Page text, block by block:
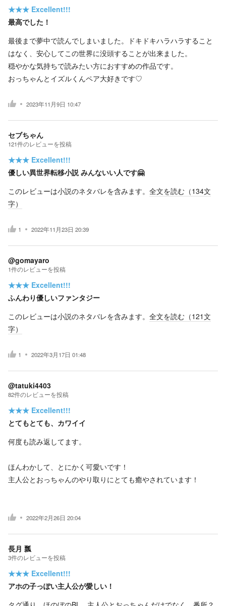
★★★ Excellent!!!
最高でした！
最後まで夢中で読んでしまいました。ドキドキハラハラすること
はなく、安心してこの世界に没頭することが出来ました。
穏やかな気持ちで読みたい方におすすめの作品です。
おっちゃんとイズルくんペア大好きです♡
2023年11月9日 10:47
セブちゃん
121件のレビューを投稿
★★★ Excellent!!!
優しい異世界転移小説 みんないい人です🤗
このレビューは小説のネタバレを含みます。 全文を読む（134文
字）
1 2022年11月23日 20:39
@gomayaro
1件のレビューを投稿
★★★ Excellent!!!
ふんわり優しいファンタジー
このレビューは小説のネタバレを含みます。 全文を読む（121文
字）
1 2022年3月17日 01:48
@tatuki4403
82件のレビューを投稿
★★★ Excellent!!!
とてもとても、カワイイ
何度も読み返してます。
ほんわかして、とにかく可愛いです！
主人公とおっちゃんのやり取りにとても癒やされています！
2022年2月26日 20:04
長月 瓢
3件のレビューを投稿
★★★ Excellent!!!
アホの子っぽい主人公が愛しい！